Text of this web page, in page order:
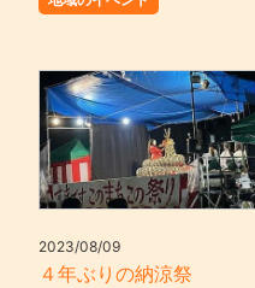
2023/08/09
４年ぶりの納涼祭